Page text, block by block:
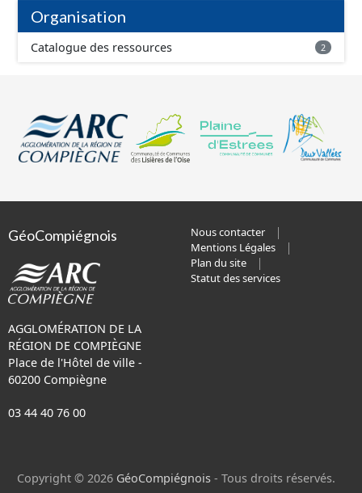
Organisation
Catalogue des ressources 2
GéoCompiégnois
AGGLOMÉRATION DE LA
RÉGION DE COMPIÈGNE
Place de l'Hôtel de ville -
60200 Compiègne
03 44 40 76 00
Nous contacter
Mentions Légales
Plan du site
Statut des services
Copyright © 2026 GéoCompiégnois - Tous droits réservés.